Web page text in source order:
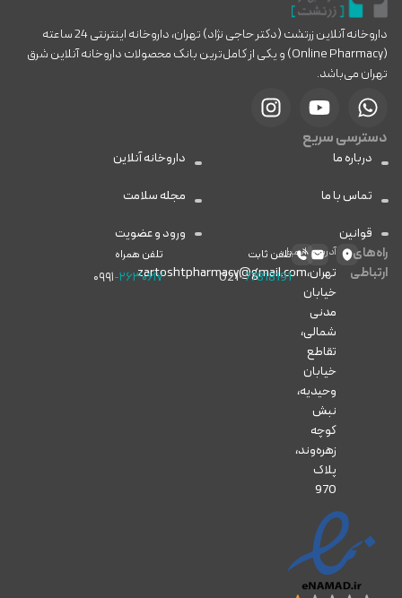
داروخانه آنلاین زرتشت (دکتر حاجی نژاد) تهران، داروخانه اینترنتی 24 ساعته
(Online Pharmacy) و یکی از کامل‌ترین بانک محصولات داروخانه آنلاین شرق
تهران می‌باشد.
دسترسی سریع
درباره ما
تماس با ما
قوانین
داروخانه آنلاین
مجله سلامت
ورود و عضویت
راه‌های
ارتباطی
آدرس
تهران،
خیابان
مدنی
شمالی،
تقاطع
خیابان
وحیدیه،
نبش
کوچه
زهره‌وند،
پلاک
970
ایمیل
zartoshtpharmacy@gmail.com
تلفن ثابت
021-77818191
تلفن همراه
۰۹۹۱-۲۶۳۰۶۱۷